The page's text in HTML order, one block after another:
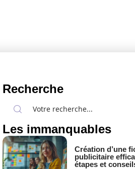
Recherche
Les immanquables
Création d’une
publicitaire
étapes et